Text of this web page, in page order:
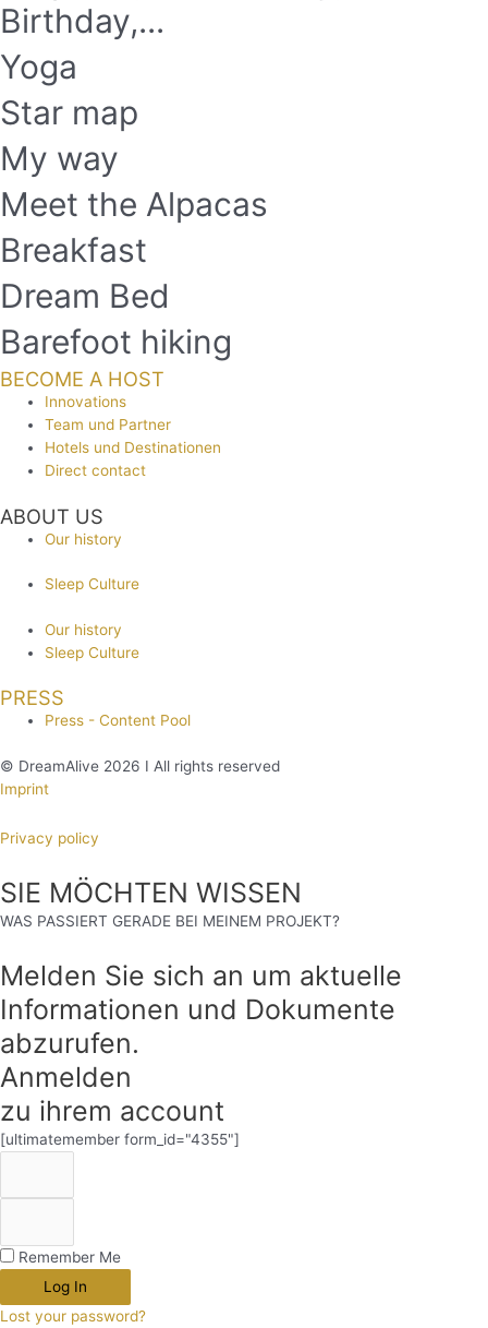
Birthday,...
Yoga
Star map
My way
Meet the Alpacas
Breakfast
Dream Bed
Barefoot hiking
BECOME A HOST
Innovations
Team und Partner
Hotels und Destinationen
Direct contact
ABOUT US
Our history
Sleep Culture
Our history
Sleep Culture
PRESS
Press - Content Pool
© DreamAlive 2026 I All rights reserved
Imprint
Privacy policy
SIE MÖCHTEN WISSEN
WAS PASSIERT GERADE BEI MEINEM PROJEKT?
Melden Sie sich an um aktuelle
Informationen und Dokumente
abzurufen.
Anmelden
zu ihrem account
[ultimatemember form_id="4355"]
Remember Me
Log In
Lost your password?